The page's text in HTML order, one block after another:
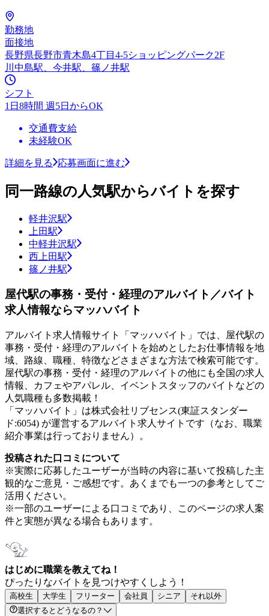
勤務地
面接地
長野県長野市青木島4丁目4-5ショッピングパーク2F
川中島駅、今井駅、篠ノ井駅
シフト
1日8時間 週5日からOK
交通費支給
未経験OK
詳細を見る 応募画面に進む
同一路線の人気駅からバイトを探す
軽井沢駅
上田駅
中軽井沢駅
西上田駅
篠ノ井駅
屋代駅の事務・受付・経理のアルバイト／バイト
求人情報ならマッハバイト
アルバイト求人情報サイト「マッハバイト」では、屋代駅の
事務・受付・経理のアルバイトを始めとしたお仕事情報を地
域、路線、職種、特徴などさまざまな方法で検索可能です。
屋代駅の事務・受付・経理のアルバイトの他にも全国の求人
情報、カフェやアパレル、イベントスタッフのバイトなどの
人気職種も多数掲載！
「マッハバイト」は株式会社リブセンス(東証スタンダー
ド:6054) が運営するアルバイト求人サイトです（なお、職業
紹介事業は行っておりません）。
投稿された口コミについて
※実際に応募したユーザーが当時の内容に基いて投稿した主
観的なご意見・ご感想です。あくまでも一つの参考としてご
活用ください。
※一部のユーザーによる口コミであり、このページの求人案
件と実態が異なる場合もあります。
はじめに職業を教えてね！
ぴったりなバイトを見つけやすくしよう！
高校生 大学生 フリーター 会社員 シニア
それ以外
選択するとどうなるの？